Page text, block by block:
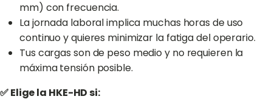
mm) con frecuencia.
La jornada laboral implica muchas horas de uso
continuo y quieres minimizar la fatiga del operario.
Tus cargas son de peso medio y no requieren la
máxima tensión posible.
✅ Elige la HKE-HD si: